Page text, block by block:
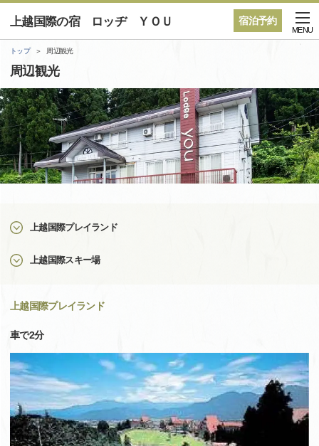
宿泊予約
上越国際の宿 ロッヂ ＹＯＵ
MENU
トップ 周辺観光
周辺観光
上越国際プレイランド
上越国際スキー場
上越国際プレイランド
車で2分